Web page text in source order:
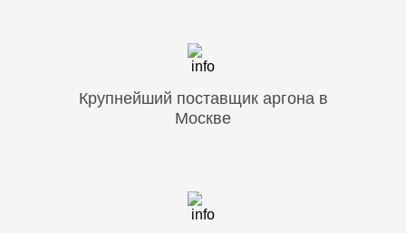
Крупнейший поставщик аргона в
Москве